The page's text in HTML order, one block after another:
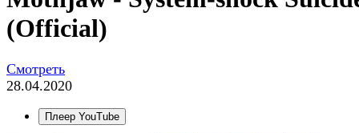
(Official)
Смотреть
28.04.2020
Плеер YouTube